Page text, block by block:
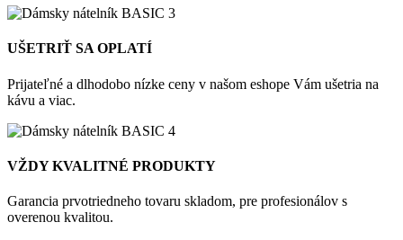
UŠETRIŤ SA OPLATÍ
Prijateľné a dlhodobo nízke ceny v našom eshope Vám ušetria na
kávu a viac.
VŽDY KVALITNÉ PRODUKTY
Garancia prvotriedneho tovaru skladom, pre profesionálov s
overenou kvalitou.